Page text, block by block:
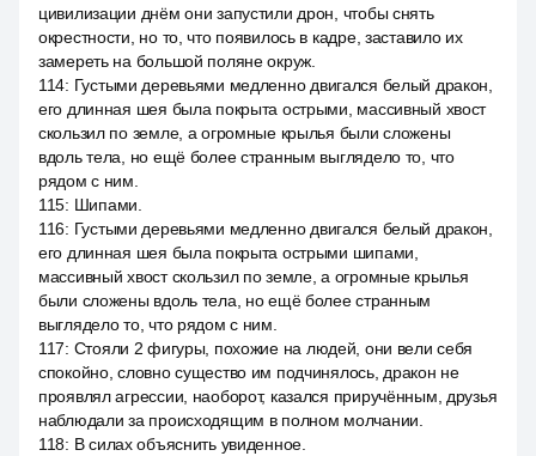
цивилизации днём они запустили дрон, чтобы снять
окрестности, но то, что появилось в кадре, заставило их
замереть на большой поляне окруж.
114: Густыми деревьями медленно двигался белый дракон,
его длинная шея была покрыта острыми, массивный хвост
скользил по земле, а огромные крылья были сложены
вдоль тела, но ещё более странным выглядело то, что
рядом с ним.
115: Шипами.
116: Густыми деревьями медленно двигался белый дракон,
его длинная шея была покрыта острыми шипами,
массивный хвост скользил по земле, а огромные крылья
были сложены вдоль тела, но ещё более странным
выглядело то, что рядом с ним.
117: Стояли 2 фигуры, похожие на людей, они вели себя
спокойно, словно существо им подчинялось, дракон не
проявлял агрессии, наоборот, казался приручённым, друзья
наблюдали за происходящим в полном молчании.
118: В силах объяснить увиденное.